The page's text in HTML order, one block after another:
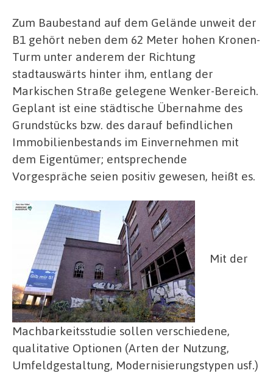
Zum Baubestand auf dem Gelände unweit der
B1 gehört neben dem 62 Meter hohen Kronen-
Turm unter anderem der Richtung
stadtauswärts hinter ihm, entlang der
Markischen Straße gelegene Wenker-Bereich.
Geplant ist eine städtische Übernahme des
Grundstücks bzw. des darauf befindlichen
Immobilienbestands im Einvernehmen mit
dem Eigentümer; entsprechende
Vorgespräche seien positiv gewesen, heißt es.
Mit der
Machbarkeitsstudie sollen verschiedene,
qualitative Optionen (Arten der Nutzung,
Umfeldgestaltung, Modernisierungstypen usf.)